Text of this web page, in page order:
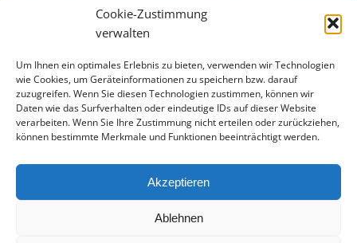
Cookie-Zustimmung
verwalten
Um Ihnen ein optimales Erlebnis zu bieten, verwenden wir Technologien
wie Cookies, um Geräteinformationen zu speichern bzw. darauf
zuzugreifen. Wenn Sie diesen Technologien zustimmen, können wir
Daten wie das Surfverhalten oder eindeutige IDs auf dieser Website
verarbeiten. Wenn Sie Ihre Zustimmung nicht erteilen oder zurückziehen,
können bestimmte Merkmale und Funktionen beeinträchtigt werden.
Akzeptieren
Ablehnen